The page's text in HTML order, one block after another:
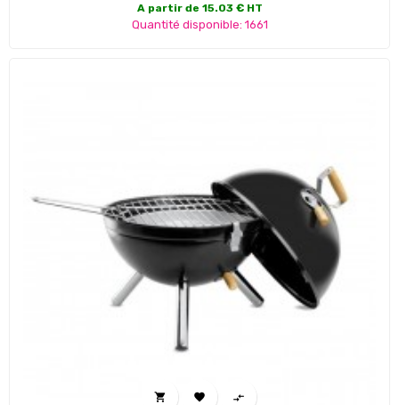
A partir de 15.03 € HT
Quantité disponible: 1661
  